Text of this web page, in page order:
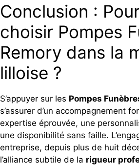
Conclusion :
choisir Pompes
Remory dans la
lilloise ?
S’appuyer sur les Pompes
s’assurer d’un accompagnement
expertise éprouvée, une
une disponibilité sans faille.
entreprise, depuis plus de huit
l’alliance subtile de la rigueur